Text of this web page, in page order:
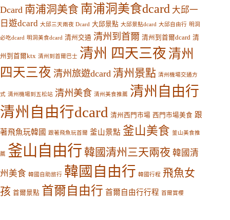
Dcard 南浦洞美食 南浦洞美食dcard 大邱一
日遊dcard 大邱三天兩夜 Dcard 大邱景點 大邱景點dcard 大邱自由行 明洞
必吃dcard 明洞美食dcard 清州交通 清州到首爾 清州到首爾dcard 清
州到首爾ktx 清州到首爾巴士 清州 四天三夜 清州
四天三夜 清州旅遊dcard 清州景點 清州機場交通方
式 清州機場到五松站 清州美食 清州美食推薦 清州自由行
清州自由行dcard 清州西門市場 西門市場美食 跟
著飛魚玩韓國 跟著飛魚玩首爾 釜山景點 釜山美食 釜山美食推
薦 釜山自由行 韓國清州三天兩夜 韓國清
州美食 韓國自助旅行 韓國自由行 韓國行程 飛魚女
孩 首爾景點 首爾自由行 首爾自由行行程 首爾賞櫻